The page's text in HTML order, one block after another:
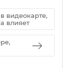
видеокарте,
влияет